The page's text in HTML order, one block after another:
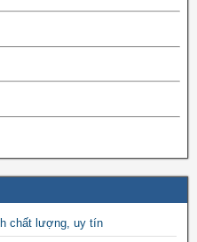
chất lượng, uy tín